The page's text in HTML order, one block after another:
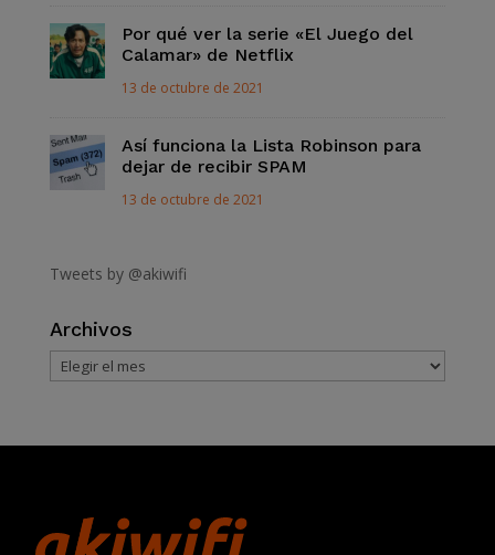
Por qué ver la serie «El Juego del
Calamar» de Netflix
13 de octubre de 2021
Así funciona la Lista Robinson para
dejar de recibir SPAM
13 de octubre de 2021
Tweets by @akiwifi
Archivos
Archivos